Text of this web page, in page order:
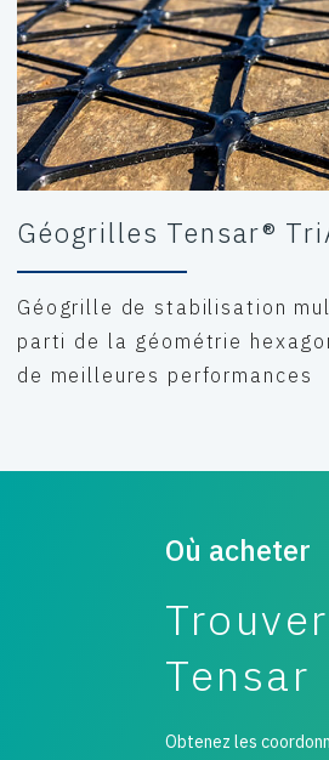
Géogrilles Tensar®
Géogrille de stabilisation
parti de la géométrie
de meilleures performances
Où acheter
Tensar
Obtenez les